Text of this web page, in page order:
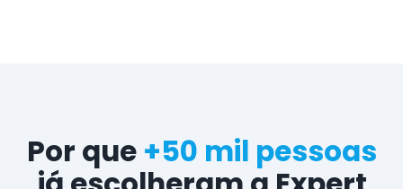
Por que +50 mil pessoas